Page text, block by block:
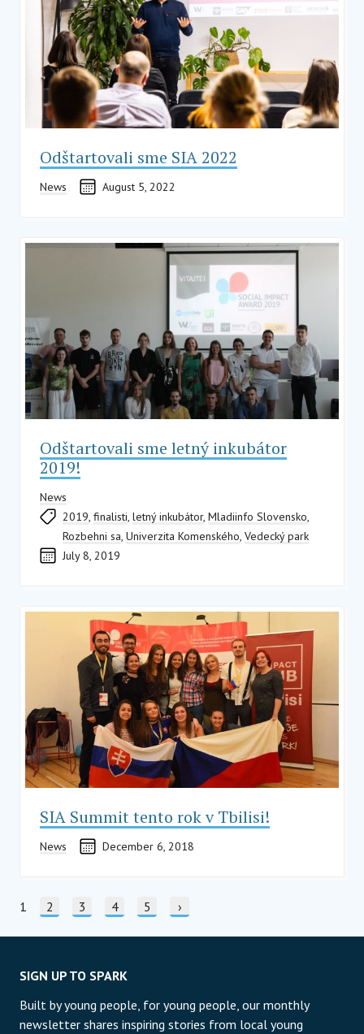
Odštartovali sme SIA 2022
News August 5, 2022
Odštartovali sme letný inkubátor
2019!
News
2019, finalisti, letný inkubátor, Mladiinfo Slovensko,
Rozbehni sa, Univerzita Komenského, Vedecký park
July 8, 2019
SIA Summit tento rok v Tbilisi!
News December 6, 2018
STRÁNKOVANIE
Current page
1 Stránka
2 Stránka
3 Stránka
4 Stránka
5 Nasledujúca strana
›
SIGN UP TO SPARK
Built by young people, for young people, our monthly
newsletter shares inspiring stories from local young